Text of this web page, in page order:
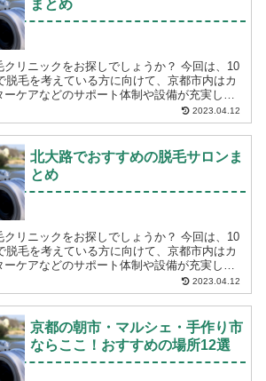
まとめ
ックをお探しでしょうか？ 今回は、10
脱毛を考えている方に向けて、京都市内はカ
ケアなどのサポート体制や設備が充実して
2023.04.12
北大路でおすすめの脱毛サロンま
とめ
ックをお探しでしょうか？ 今回は、10
脱毛を考えている方に向けて、京都市内はカ
ケアなどのサポート体制や設備が充実して
2023.04.12
京都の朝市・マルシェ・手作り市
ならここ！おすすめの場所12選